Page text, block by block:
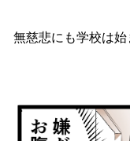
無慈悲にも学校は始